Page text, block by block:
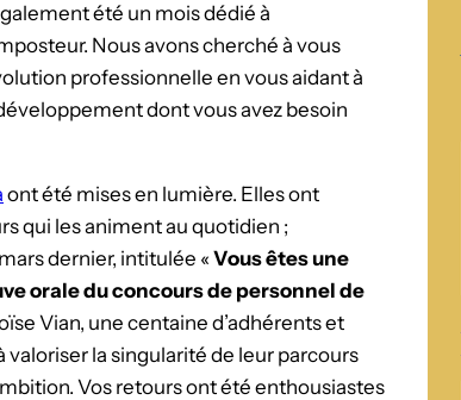
été un mois dédié à
Nous avons cherché à vous
professionnelle en vous aidant à
dont vous avez besoin
ont été mises en lumière. Elles ont
qui les animent au quotidien ;
dernier, intitulée « Vous êtes une
orale du concours de personnel de
Vian, une centaine d’adhérents et
la singularité de leur parcours
Vos retours ont été enthousiastes